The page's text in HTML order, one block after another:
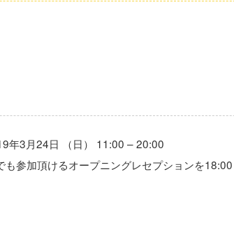
年3月24日 （日） 11:00 – 20:00
参加頂けるオープニングレセプションを18:00